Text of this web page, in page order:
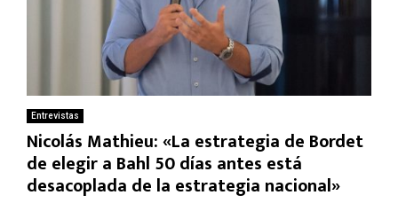
Entrevistas
Nicolás Mathieu: «La estrategia de Bordet
de elegir a Bahl 50 días antes está
desacoplada de la estrategia nacional»